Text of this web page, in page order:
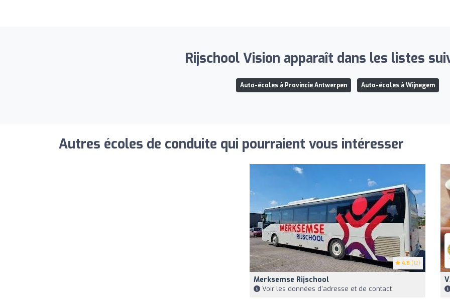
Rijschool Vision apparaît dans les listes
Auto-écoles à Provincie Antwerpen Auto-écoles à Wijnegem
Autres écoles de conduite qui pourraient vous intéresser
4.8 (12)
Merksemse Rijschool
Voir les données d'adresse et de contact